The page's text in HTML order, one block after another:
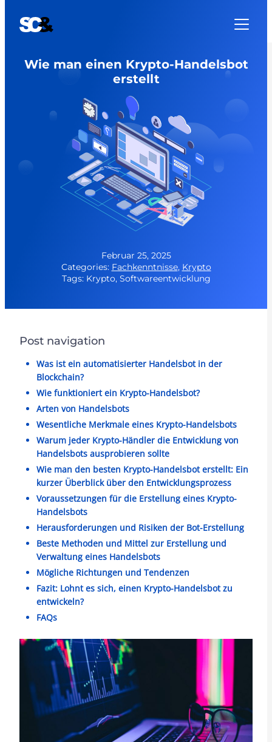
Inhalt
Wie man einen Krypto-Handelsbot
erstellt
Februar 25, 2025
Categories: Fachkenntnisse, Krypto
Tags: Krypto, Softwareentwicklung
Post navigation
Was ist ein automatisierter Handelsbot in der
Blockchain?
Wie funktioniert ein Krypto-Handelsbot?
Arten von Handelsbots
Wesentliche Merkmale eines Krypto-Handelsbots
Warum jeder Krypto-Händler die Entwicklung von
Handelsbots ausprobieren sollte
Wie man den besten Krypto-Handelsbot erstellt: Ein
kurzer Überblick über den Entwicklungsprozess
Voraussetzungen für die Erstellung eines Krypto-
Handelsbots
Herausforderungen und Risiken der Bot-Erstellung
Beste Methoden und Mittel zur Erstellung und
Verwaltung eines Handelsbots
Mögliche Richtungen und Tendenzen
Fazit: Lohnt es sich, einen Krypto-Handelsbot zu
entwickeln?
FAQs